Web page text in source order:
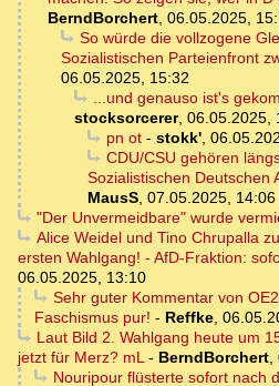
BerndBorchert, 06.05.2025,
So würde die vollzogene
Sozialistischen Parteienfront
06.05.2025, 15:32
...und genauso ist's
stocksorcerer, 06.05.2025,
pn ot- stokk',
CDU/CSU gehören
Sozialistischen Deutschen
MausS, 07.05.2025, 14:06
"Der Unvermeidbare" wurde
Alice Weidel und Tino Chrupalla
ersten Wahlgang! - AfD-Fraktion:
06.05.2025, 13:10
Sehr guter Kommentar von
Faschismus pur! - Reffke,
Laut Bild 2. Wahlgang heute um
jetzt für Merz? mL- BerndBorchert,
Nouripour flüsterte sofort nach